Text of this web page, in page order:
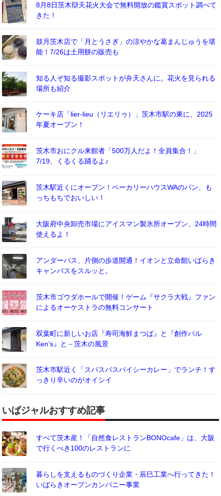
8月8日茨木辯天花火大会で無料開放の鑑賞スポット調べて
きた！
鼓月茨木店で「月とうさぎ」の涼やかな葛まんじゅうを堪
能！7/26は土用餅の販売も
知る人ぞ知る撮影スポットが弁天さんに。花火を見られる
場所も紹介
ケーキ店「lier-lieu（リエリゥ）」茨木市駅の東に、2025
年夏オープン！
茨木市おにクル来館者「500万人だよ！全員集合！」
7/19、くるくる踊るよ♪
茨木駅近くにオープン！ベーカリーハウスWAのパン、も
っちもちでおいしい！
大阪府中央卸売市場にアイスマン製氷所オープン、24時間
使えるよ！
アンダーパス、片側の歩道開通！イオンと立命館いばらき
キャンパスをスルッと。
茨木市ゴウダホールで開催！ゲーム『サクラ大戦』ファン
によるオーケストラの無料コンサート
双葉町に新しいお店『寿司海鮮まつば』と『創作バル
Ken’s』と－茨木の風景
茨木市駅近く「スパスパスパイシーカレー」でランチ！す
っきり辛いのがオイシイ
いばジャルおすすめ記事
すべて茨木産！「自然食レストランBONOcafe」は、大阪
で行くべき100のレストランに
暮らしを支えるものづくり企業・辰巳工業へ行ってきた！
いばらきオープンカンパニー事業